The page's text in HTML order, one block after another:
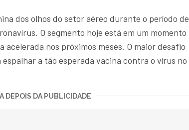
dos olhos do setor aéreo durante o período de
O segmento hoje está em um momento
nos próximos meses. O maior desafio
a tão esperada vacina contra o vírus no
DEPOIS DA PUBLICIDADE